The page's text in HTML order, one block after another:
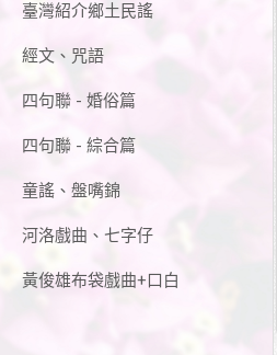
臺灣紹介鄉土民謠
經文、咒語
四句聯 - 婚俗篇
四句聯 - 綜合篇
童謠、盤嘴錦
河洛戲曲、七字仔
黃俊雄布袋戲曲+口白